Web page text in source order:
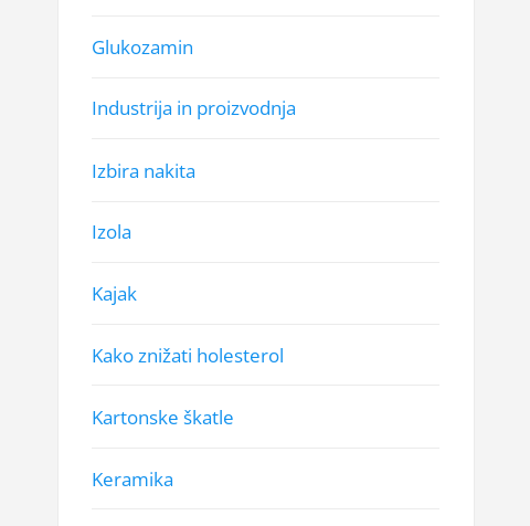
Glukozamin
Industrija in proizvodnja
Izbira nakita
Izola
Kajak
Kako znižati holesterol
Kartonske škatle
Keramika